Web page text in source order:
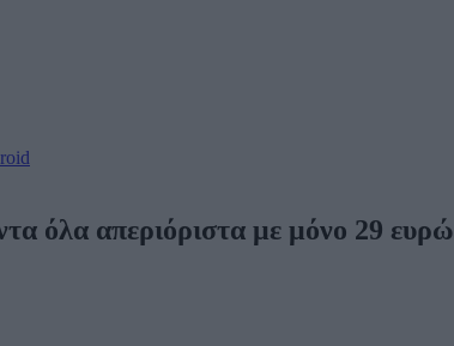
όλα απεριόριστα με μόνο 29 ευρώ